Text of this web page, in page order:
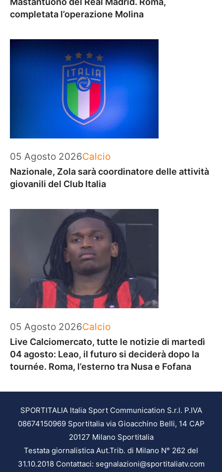
completata l’operazione Molina
05 Agosto 2026Categorie
Calcio
Nazionale, Zola sarà coordinatore delle attività
giovanili del Club Italia
05 Agosto 2026Categorie
Calcio
Live Calciomercato, tutte le notizie di martedì
04 agosto: Leao, il futuro si deciderà dopo la
tournée. Roma, l’esterno tra Nusa e Fofana
SPORTITALIA Italia Sport Communication S.r.l. P.IVA
08674150969 Sportitalia via Gioacchino Belli, 14 CAP
20127 Milano Sportitalia
Testata giornalistica Aut.Trib. di Milano N° 262 del
31.10.2018 Contattaci: segnalazioni@sportitaliatv.com